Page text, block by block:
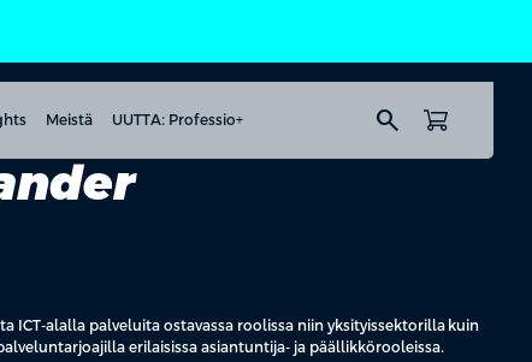
Meistä UUTTA: Professio+ search
ICT-alalla palveluita ostavassa roolissa niin yksityissektorilla kuin
erilaisissa asiantuntija- ja päällikkörooleissa.